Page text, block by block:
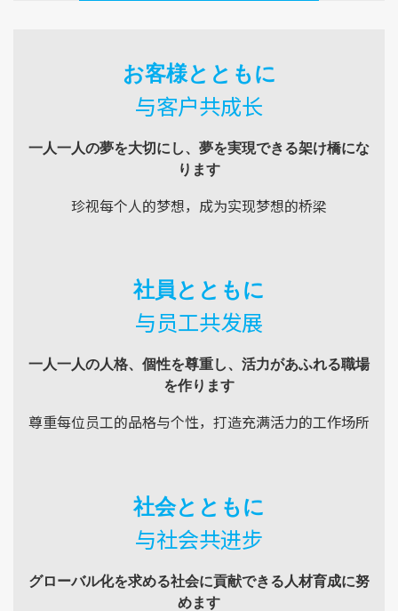
お客様とともに
与客户共成长
一人一人の夢を大切にし、夢を実現できる架け橋にな
ります
珍视每个人的梦想，成为实现梦想的桥梁
社員とともに
与员工共发展
一人一人の人格、個性を尊重し、活力があふれる職場
を作ります
尊重每位员工的品格与个性，打造充满活力的工作场所
社会とともに
与社会共进步
グローバル化を求める社会に貢献できる人材育成に努
めます